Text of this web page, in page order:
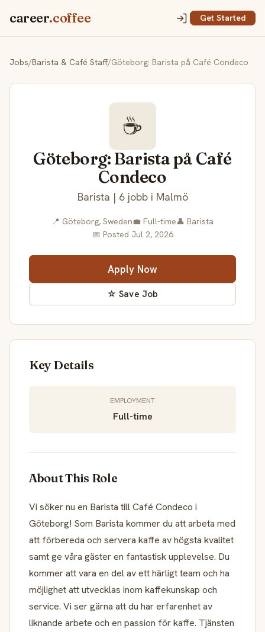
career.coffee Get Started
Jobs/Barista & Café Staff/Göteborg: Barista på Café Condeco
☕
Göteborg: Barista på Café
Condeco
Barista | 6 jobb i Malmö
📍 Göteborg, Sweden💼 Full-time👤 Barista
📅 Posted Jul 2, 2026
Apply Now
☆ Save Job
Key Details
EMPLOYMENT
Full-time
About This Role
Vi söker nu en Barista till Café Condeco i
Göteborg! Som Barista kommer du att arbeta med
att förbereda och servera kaffe av högsta kvalitet
samt ge våra gäster en fantastisk upplevelse. Du
kommer att vara en del av ett härligt team och ha
möjlighet att utvecklas inom kaffekunskap och
service. Vi ser gärna att du har erfarenhet av
liknande arbete och en passion för kaffe. Tjänsten